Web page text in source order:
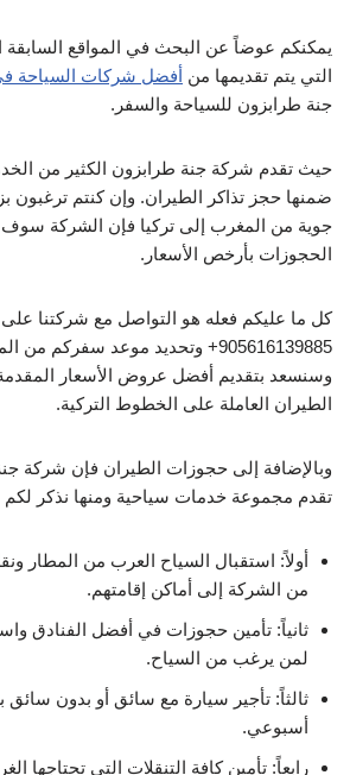
يمكنكم عوضاً عن البحث في المواقع السابقة
التي يتم تقديمها من أفضل شركات السياحة
جنة طرابزون للسياحة والسفر.
حيث تقدم شركة جنة طرابزون الكثير من
ضمنها حجز تذاكر الطيران. وإن كنتم ترغبون
جوية من المغرب إلى تركيا فإن الشركة
الحجوزات بأرخص الأسعار.
كل ما عليكم فعله هو التواصل مع شركتنا على
905616139885+ وتحديد موعد سفركم
وسنسعد بتقديم أفضل عروض الأسعار
الطيران العاملة على الخطوط التركية.
وبالإضافة إلى حجوزات الطيران فإن شركة
تقدم مجموعة خدمات سياحية ومنها نذكر لكم
أولاً: استقبال السياح العرب من المطار
من الشركة إلى أماكن إقامتهم.
ثانياً: تأمين حجوزات في أفضل الفنادق
لمن يرغب من السياح.
ثالثاً: تأجير سيارة مع سائق أو بدون
أسبوعي.
رابعاً: تأمين كافة التنقلات التي تحتاجها